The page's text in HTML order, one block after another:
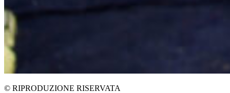
© RIPRODUZIONE RISERVATA